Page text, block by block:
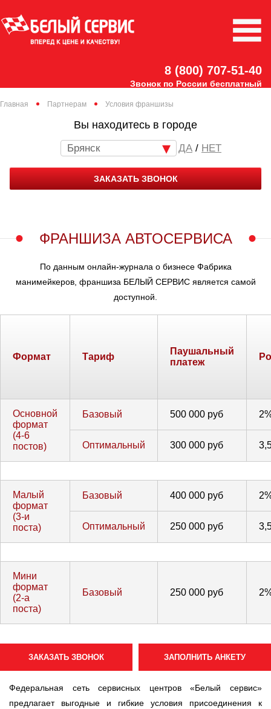
8 (800) 707-51-40
Звонок по России бесплатный
Главная Партнерам Условия франшизы
Вы находитесь в городе
Брянск / НЕТ
ЗАКАЗАТЬ ЗВОНОК
ФРАНШИЗА АВТОСЕРВИСА
По данным онлайн-журнала о бизнесе Фабрика
манимейкеров, франшиза БЕЛЫЙ СЕРВИС является самой
доступной.
Формат Тариф
Паушальный
платеж
Основной
формат
(4-6
постов)
Базовый 500 000 руб
Оптимальный 300 000 руб
Малый
формат
(3-и
поста)
Базовый 400 000 руб
Оптимальный 250 000 руб
Мини
формат
(2-а
поста)
Базовый 250 000 руб
ЗАКАЗАТЬ ЗВОНОК ЗАПОЛНИТЬ АНКЕТУ
Федеральная сеть сервисных центров «Белый сервис»
предлагает выгодные и гибкие условия присоединения к